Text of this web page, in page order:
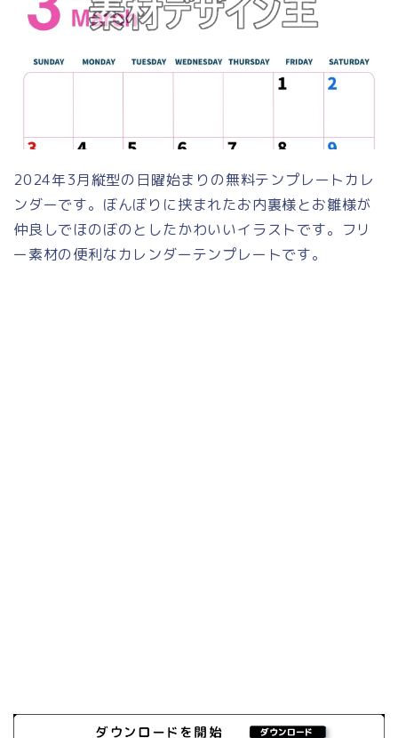
2024年3月縦型の日曜始まりの無料テンプレートカレ
ンダーです。ぼんぼりに挟まれたお内裏様とお雛様が
仲良しでほのぼのとしたかわいいイラストです。フリ
ー素材の便利なカレンダーテンプレートです。